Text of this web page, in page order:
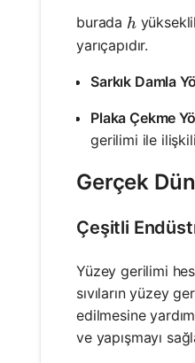
burada h
h
yarıçapıdır.
Sarkık Damla
Plaka Çekme
gerilimi ile
Gerçek
Çeşitli
Yüzey gerilimi
sıvıların yüzey
edilmesine
ve yapışmayı